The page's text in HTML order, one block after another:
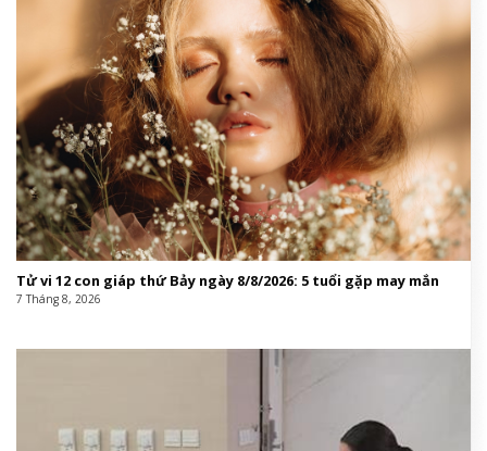
Tử vi 12 con giáp thứ Bảy ngày 8/8/2026: 5 tuổi gặp may mắn
7 Tháng 8, 2026